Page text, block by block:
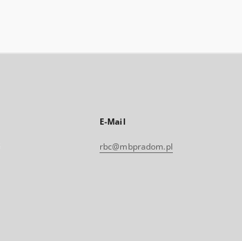
E-Mail
rbc@mbpradom.pl